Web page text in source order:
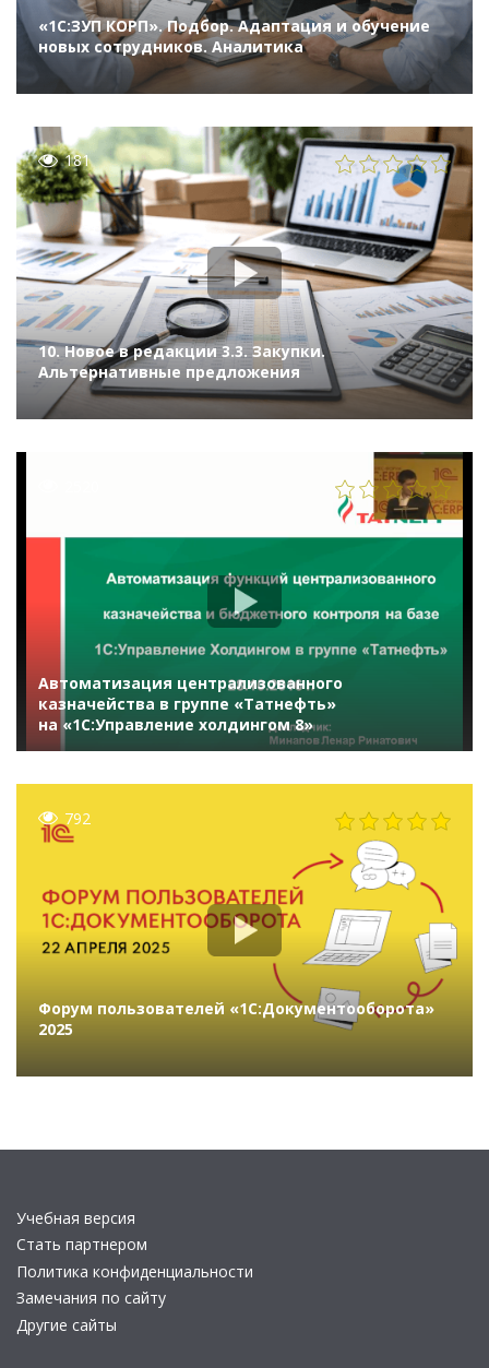
«1С:ЗУП КОРП». Подбор. Адаптация и обучение
новых сотрудников. Аналитика
181
10. Новое в редакции 3.3. Закупки.
Альтернативные предложения
Автоматизация централизованного
казначейства в группе «Татнефть»
на «1С:Управление холдингом 8»
792
Форум пользователей «1С:Документооборота»
2025
Учебная версия
Стать партнером
Политика конфиденциальности
Замечания по сайту
Другие сайты